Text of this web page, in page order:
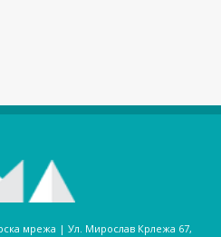
мрежа | Ул. Мирослав Крлежа 67,